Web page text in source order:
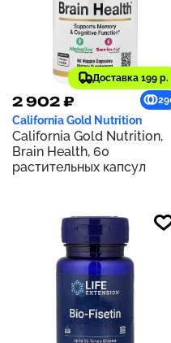
Доставка 199 р.
2 902 ₽
California Gold Nutrition
California Gold Nutrition,
Brain Health, 60
растительных капсул